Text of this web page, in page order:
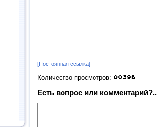
[Постоянная ссылка]
Количество просмотров:
Есть вопрос или комментарий?..